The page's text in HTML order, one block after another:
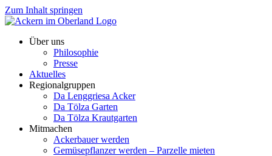
Zum Inhalt springen
Über uns
Philosophie
Presse
Aktuelles
Regionalgruppen
Da Lenggriesa Acker
Da Tölza Garten
Da Tölza Krautgarten
Mitmachen
Ackerbauer werden
Gemüsepflanzer werden – Parzelle mieten